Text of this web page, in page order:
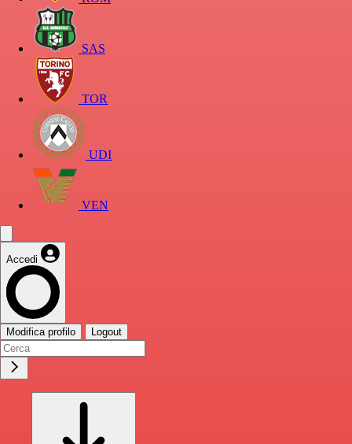
SAS
TOR
UDI
VEN
Accedi
Modifica profilo Logout